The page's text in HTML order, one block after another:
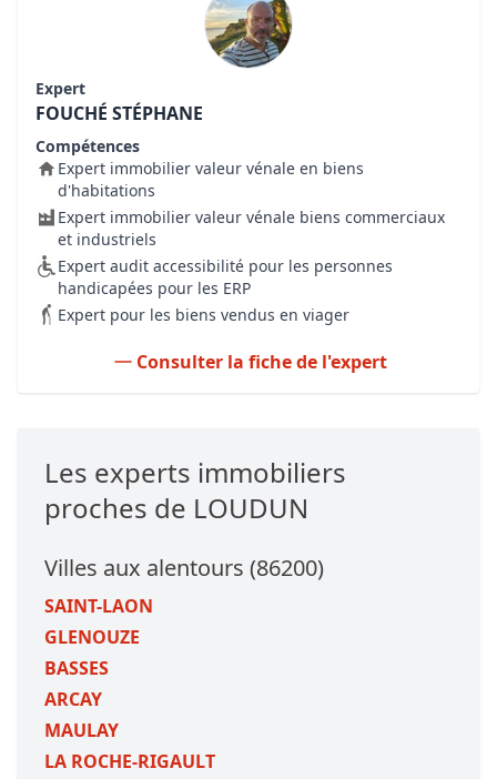
Expert
FOUCHÉ STÉPHANE
Compétences
Expert immobilier valeur vénale en biens
d'habitations
Expert immobilier valeur vénale biens commerciaux
et industriels
Expert audit accessibilité pour les personnes
handicapées pour les ERP
Expert pour les biens vendus en viager
Consulter la fiche de l'expert
Les experts immobiliers
proches de LOUDUN
Villes aux alentours (86200)
SAINT-LAON
GLENOUZE
BASSES
ARCAY
MAULAY
LA ROCHE-RIGAULT